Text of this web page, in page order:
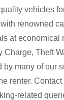
vehicles
renowned
at economical
Charge, Theft
by many of our
renter.
related